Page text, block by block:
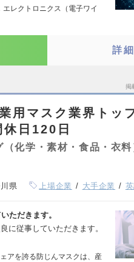
レクトロニクス（電子ワイ
詳
掲
用マスク業界トッ
日120日
化学・素材・食品・衣料
県 上場企業 大手企業
ただきます。
に従事していただきます。
アを誇る防じんマスクは、産